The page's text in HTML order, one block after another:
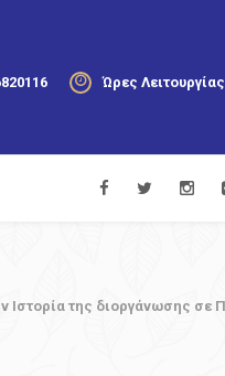
Ώρες
Ιστορία της διοργάνωσης